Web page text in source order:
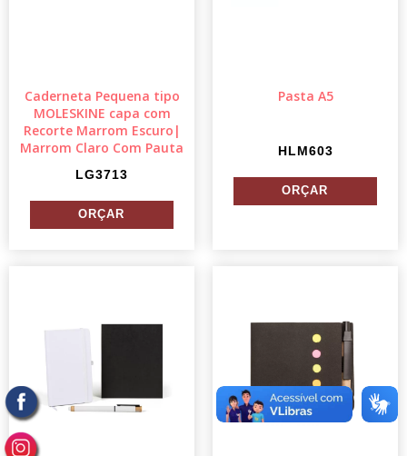
Caderneta Pequena tipo
MOLESKINE capa com
Recorte Marrom Escuro|
Marrom Claro Com Pauta
LG3713
Pasta A5
HLM603